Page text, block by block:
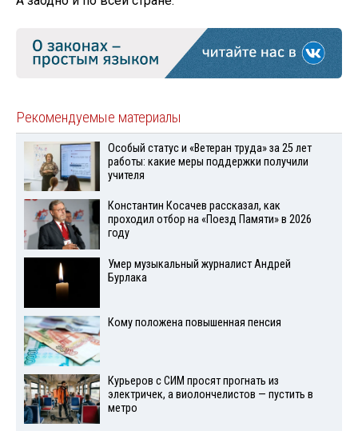
Рекомендуемые материалы
Особый статус и «Ветеран труда» за 25 лет
работы: какие меры поддержки получили
учителя
Константин Косачев рассказал, как
проходил отбор на «Поезд Памяти» в 2026
году
Умер музыкальный журналист Андрей
Бурлака
Кому положена повышенная пенсия
Курьеров с СИМ просят прогнать из
электричек, а виолончелистов — пустить в
метро